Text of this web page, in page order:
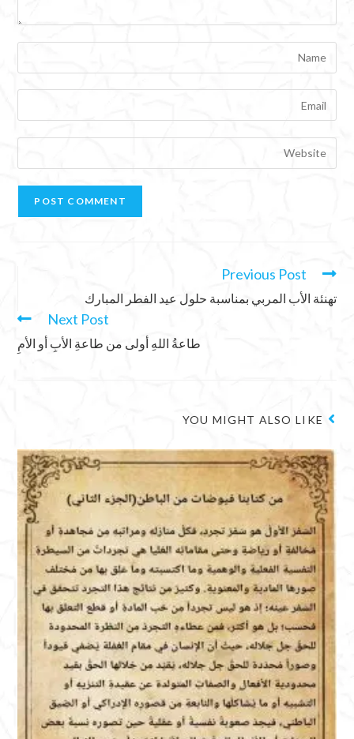
Previous Post
تهنئة الأب المربي بمناسبة حلول عيد الفطر المبارك
Next Post
طاعةُ اللهِ أولى من طاعةِ الأبِ أو الأمِ
YOU MIGHT ALSO LIKE